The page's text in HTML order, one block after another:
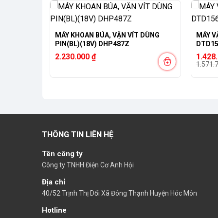
MÁY KHOAN BÚA, VẶN VÍT DÙNG
PIN(BL)(18V) DHP487Z
2.230.000 ₫
-9%
MÁY
Giá
gốc
Giá
hiện
THÔNG TIN LIÊN HỆ
Tên công ty
Công ty TNHH Điện Cơ Anh Hội
Địa chỉ
40/52 Trịnh Thị Dối Xã Đông Thạnh Huyện Hóc Môn
Hotline